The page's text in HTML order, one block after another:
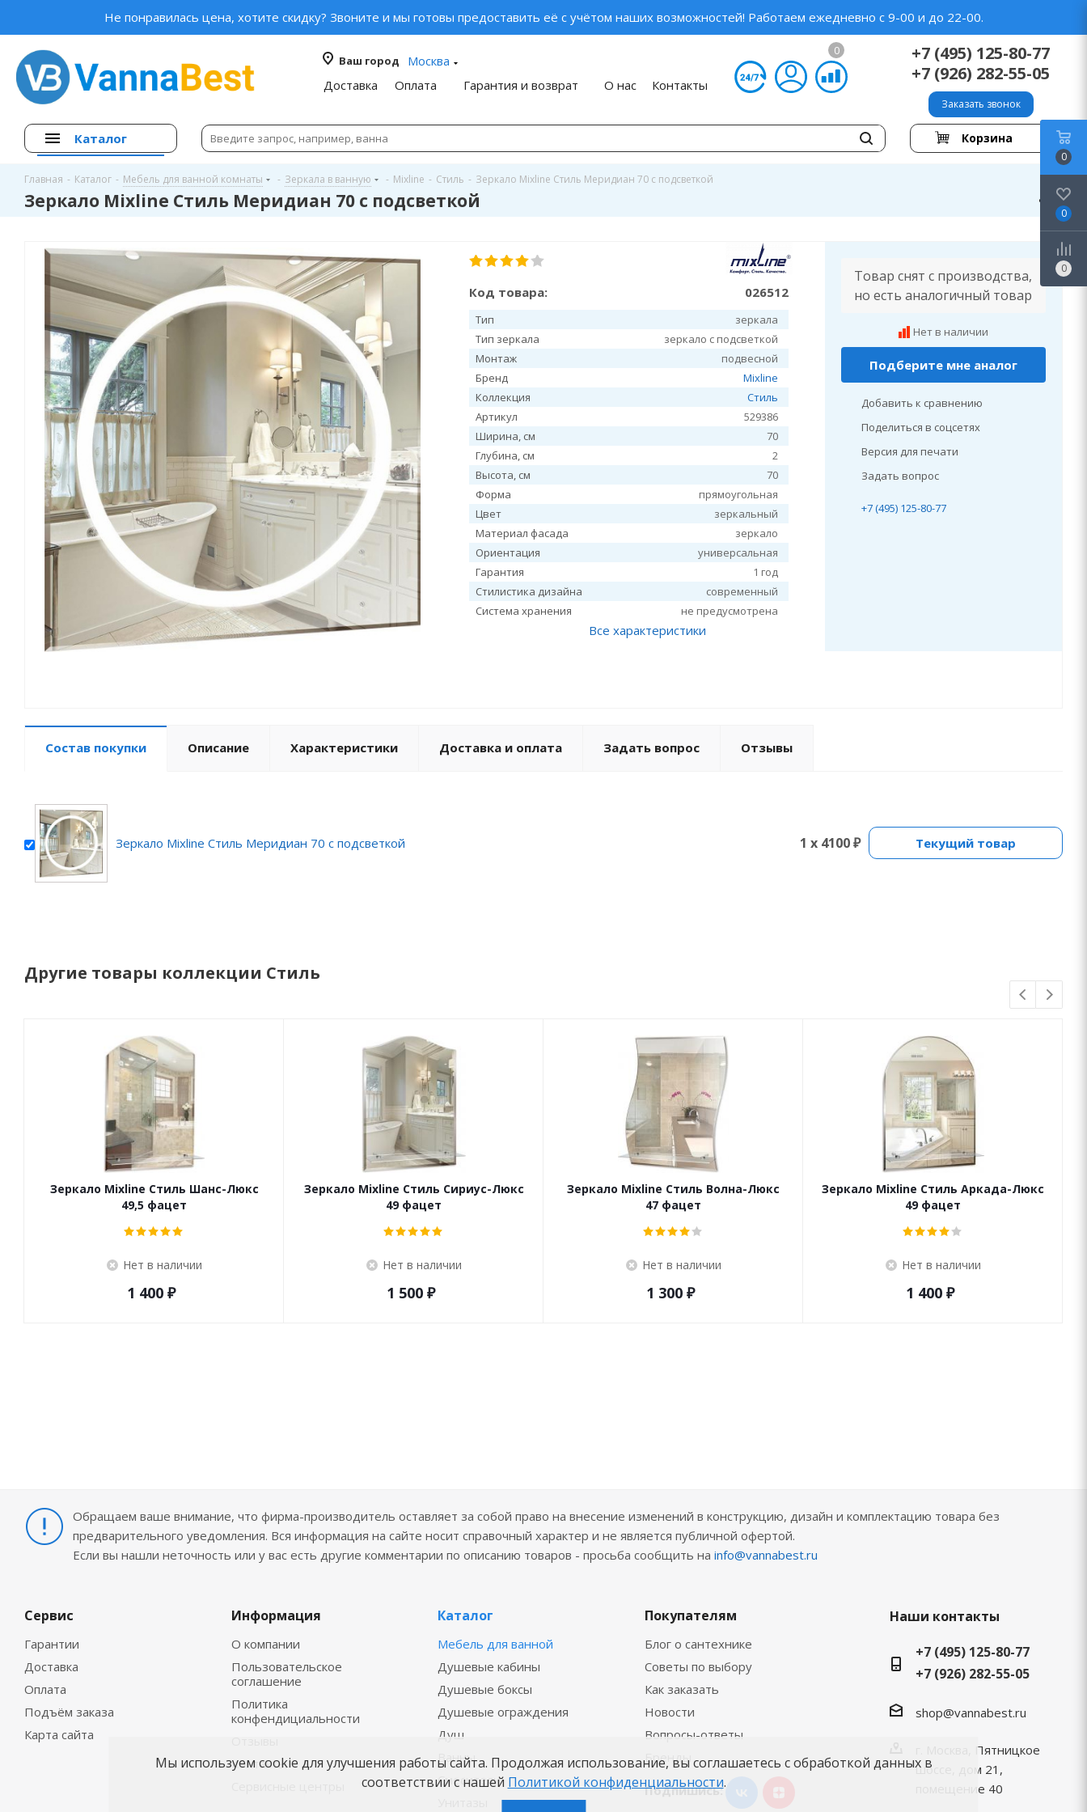
Не понравилась цена, хотите скидку? Звоните и мы готовы предоставить её с учётом наших возможностей! Работаем ежедневно с 9-00 и до 22-00.
Ваш город
Москва
Доставка
Оплата Гарантия и возврат О нас Контакты
0
+7 (495) 125-80-77
+7 (926) 282-55-05
Заказать звонок
Каталог Корзина
Главная - Каталог - Мебель для ванной комнаты - Зеркала в ванную - Mixline - Стиль - Зеркало Mixline Стиль Меридиан 70 с подсветкой
Зеркало Mixline Стиль Меридиан 70 с подсветкой
Код товара: 026512
Тип
зеркала
Тип зеркала
зеркало с подсветкой
Монтаж
подвесной
Бренд
Mixline
Коллекция
Стиль
Артикул
529386
Ширина, см
70
Глубина, см
2
Высота, см
70
Форма
прямоугольная
Цвет
зеркальный
Материал фасада
зеркало
Ориентация
универсальная
Гарантия
1 год
Стилистика дизайна
современный
Система хранения
не предусмотрена
Все характеристики
Товар снят с производства,
но есть аналогичный товар
Нет в наличии
Подберите мне аналог
Добавить к сравнению
Поделиться в соцсетях
Версия для печати
Задать вопрос
+7 (495) 125-80-77
Состав покупки Описание Характеристики Доставка и оплата Задать вопрос Отзывы
Зеркало Mixline Стиль Меридиан 70 с подсветкой 1 x 4100 ₽ Текущий товар
Другие товары коллекции Стиль
Зеркало Mixline Стиль Шанс-Люкс
49,5 фацет
Нет в наличии
1 400 ₽
Зеркало Mixline Стиль Сириус-Люкс
49 фацет
Нет в наличии
1 500 ₽
Зеркало Mixline Стиль Волна-Люкс
47 фацет
Нет в наличии
1 300 ₽
Зеркало Mixline Стиль Аркада-Люкс
49 фацет
Нет в наличии
1 400 ₽
Обращаем ваше внимание, что фирма-производитель оставляет за собой право на внесение изменений в конструкцию, дизайн и комплектацию товара без
предварительного уведомления. Вся информация на сайте носит справочный характер и не является публичной офертой.
Если вы нашли неточность или у вас есть другие комментарии по описанию товаров - просьба сообщить на info@vannabest.ru
Сервис
Гарантии
Доставка
Оплата
Подъём заказа
Карта сайта
Информация
О компании
Пользовательское
соглашение
Политика
конфендициальности
Контакты
Каталог
Мебель для ванной
Душевые кабины
Душевые боксы
Душевые ограждения
Душ
Ванны
Смесители
Покупателям
Блог о сантехнике
Советы по выбору
Как заказать
Новости
Вопросы-ответы
Бренды
Подпишись:
Наши контакты
+7 (495) 125-80-77
+7 (926) 282-55-05
shop@vannabest.ru
г. Москва, Пятницкое
шоссе, дом 21,
помещение 40
0
0
0
Мы используем cookie для улучшения работы сайта. Продолжая использование, вы соглашаетесь с обработкой данных в
соответствии с нашей Политикой конфиденциальности.